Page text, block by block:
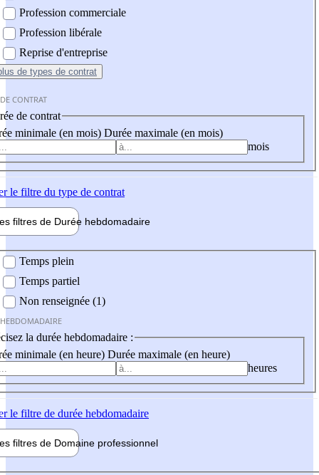
Profession commerciale
Profession libérale
Reprise d'entreprise
de types de contrat
CONTRAT
de contrat
minimale (en mois) Durée maximale (en mois)
mois
le filtre du type de contrat
filtres de Durée hebdomadaire
Temps plein
Temps partiel
Non renseignée (1)
la durée hebdomadaire :
minimale (en heure) Durée maximale (en heure)
heures
le filtre de durée hebdomadaire
filtres de Domaine professionnel